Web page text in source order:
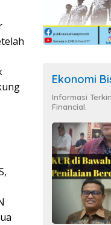
Ekonomi
Informasi
Financial.